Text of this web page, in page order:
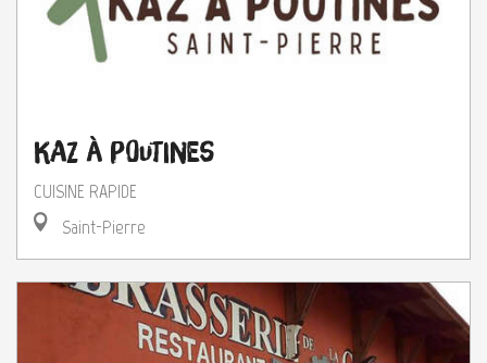
Kaz à Poutines
CUISINE RAPIDE
Saint-Pierre